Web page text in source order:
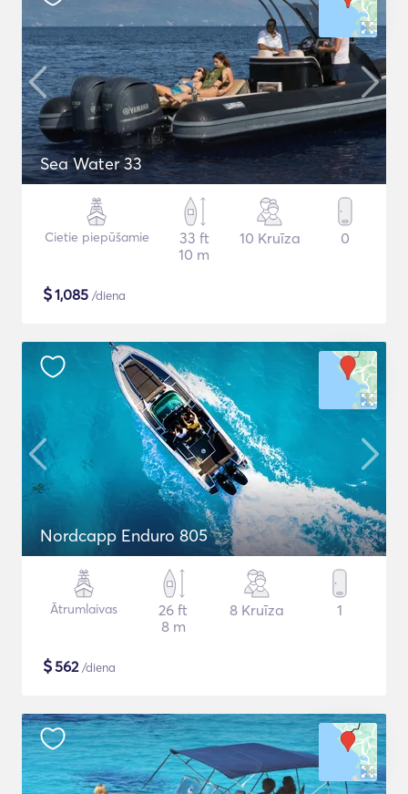
Sea Water 33
Cietie piepūšamie
33 ft
10 m
10 Kruīza 0
$1,085 /diena
Nordcapp Enduro 805
Ātrumlaivas
26 ft
8 m
8 Kruīza 1
$562/diena